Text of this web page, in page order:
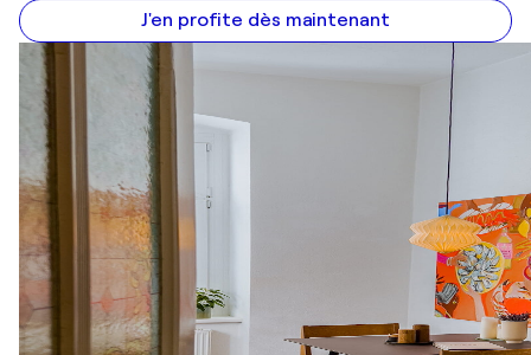
J'en profite dès maintenant